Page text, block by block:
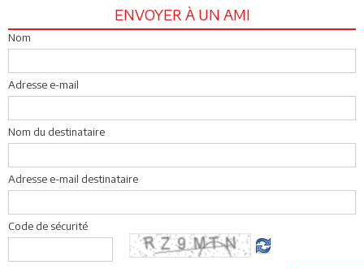
ENVOYER À UN AMI
Nom
Adresse e-mail
Nom du destinataire
Adresse e-mail destinataire
Code de sécurité